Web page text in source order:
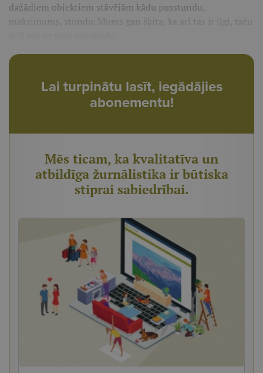
dažādiem objektiem stāvējām kādu pusstundu,
maksimums, stundu. Mums gan šķita, ka arī tas ir ilgi, taču
Lai turpinātu lasīt, iegādājies
abonementu!
Mēs ticam, ka kvalitatīva un
atbildīga žurnālistika ir būtiska
stiprai sabiedrībai.